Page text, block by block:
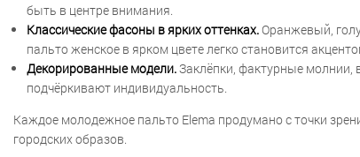
быть в центре внимания.
Классические фасоны в ярких оттенках.Оранжевый,
пальто женское в ярком цвете легко становится
Декорированные модели.Заклёпки, фактурные молнии,
подчёркивают индивидуальность.
Каждое молодежное пальто Elema продумано с точки
городских образов.